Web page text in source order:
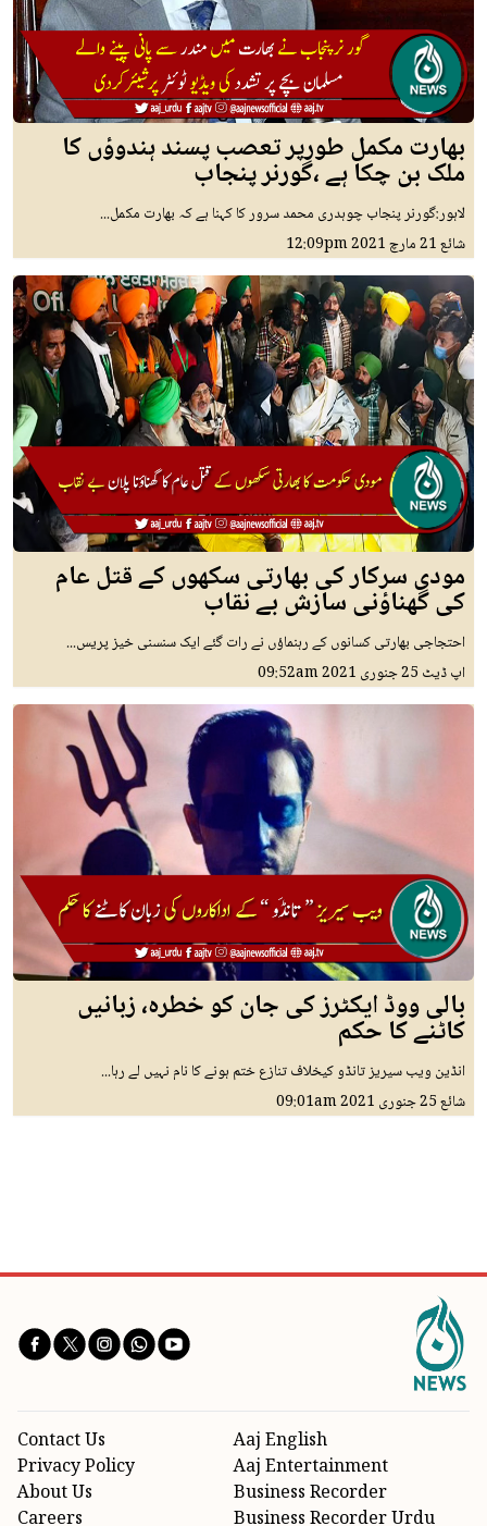
بھارت مکمل طورپر تعصب پسند ہندوؤں کا
ملک بن چکا ہے ،گورنر پنجاب
لاہور:گورنر پنجاب چوہدری محمد سرور کا کہنا ہے کہ بھارت مکمل...
شائع21 مارچ 2021 12:09pm
مودی سرکار کی بھارتی سکھوں کے قتل عام
کی گھناؤنی سازش بے نقاب
احتجاجی بھارتی کسانوں کے رہنماؤں نے رات گئے ایک سنسنی خیز پریس...
اپ ڈیٹ 25 جنوری 2021 09:52am
بالی ووڈ ایکٹرز کی جان کو خطرہ، زبانیں
کاٹنے کا حکم
انڈین ویب سیریز تانڈو کیخلاف تنازع ختم ہونے کا نام نہیں لے رہا...
شائع25 جنوری 2021 09:01am
Aaj English
Aaj Entertainment
Business Recorder
Contact Us
Privacy Policy
About Us